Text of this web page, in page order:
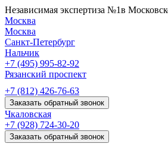
Независимая экспертиза №1в
Москва
Москва
Санкт-Петербург
Нальчик
+7 (495) 995-82-92
Рязанский проспект
+7 (812) 426-76-63
Заказать обратный звонок
Чкаловская
+7 (928) 724-30-20
Заказать обратный звонок